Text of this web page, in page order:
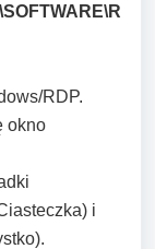
RDP.
okno
i